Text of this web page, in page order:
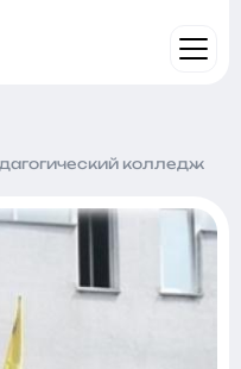
колледж